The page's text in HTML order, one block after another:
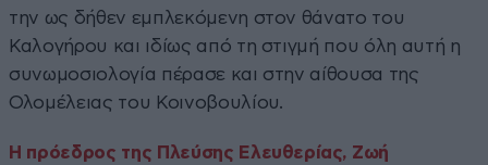
την ως δήθεν εμπλεκόμενη στον θάνατο του
Καλογήρου και ιδίως από τη στιγμή που όλη αυτή η
συνωμοσιολογία πέρασε και στην αίθουσα της
Ολομέλειας του Κοινοβουλίου.
Η πρόεδρος της Πλεύσης Ελευθερίας, Ζωή